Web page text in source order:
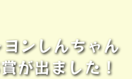
ンしんちゃん
が出ました！